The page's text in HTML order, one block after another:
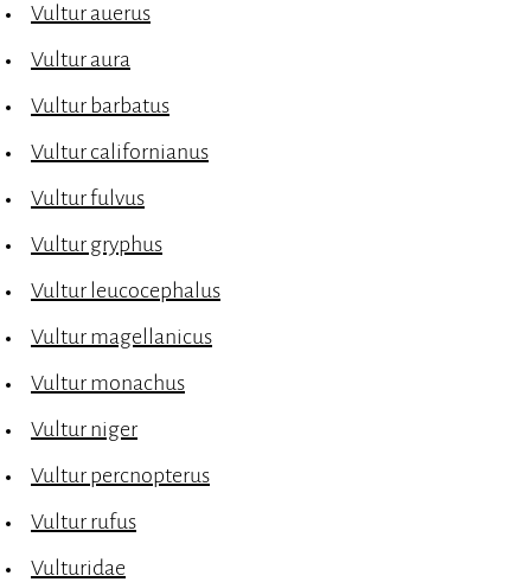
Vultur auerus
Vultur aura
Vultur barbatus
Vultur californianus
Vultur fulvus
Vultur gryphus
Vultur leucocephalus
Vultur magellanicus
Vultur monachus
Vultur niger
Vultur percnopterus
Vultur rufus
Vulturidae